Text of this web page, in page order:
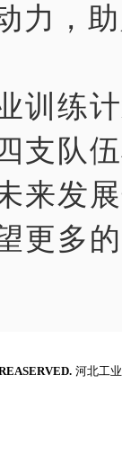
力，
训练
支队
来发
更多
河北工